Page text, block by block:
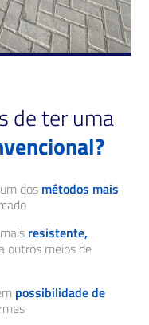
de ter uma
dos métodos mais
resistente,
outros meios de
possibilidade de